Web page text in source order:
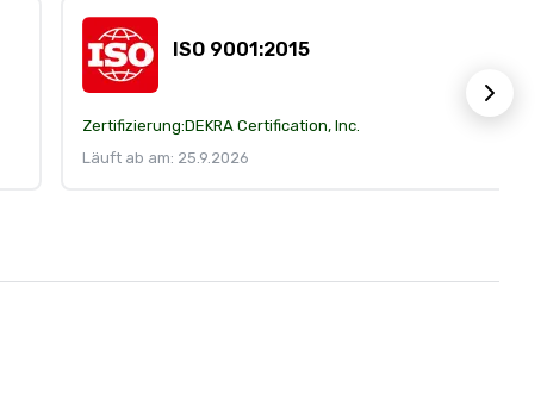
ISO 9001:2015
Zertifizierung:DEKRA Certification, Inc.
Läuft ab am: 25.9.2026